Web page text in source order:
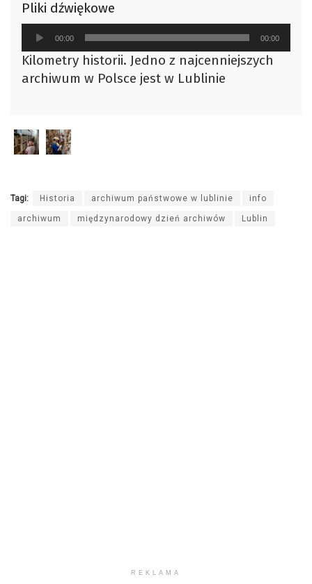
Pliki dźwiękowe
Odtwarzacz
plików
dźwiękowych
00:00 00:00
Kilometry historii. Jedno z najcenniejszych
archiwum w Polsce jest w Lublinie
Tagi: Historia archiwum państwowe w lublinie info
archiwum międzynarodowy dzień archiwów Lublin
REKLAMA